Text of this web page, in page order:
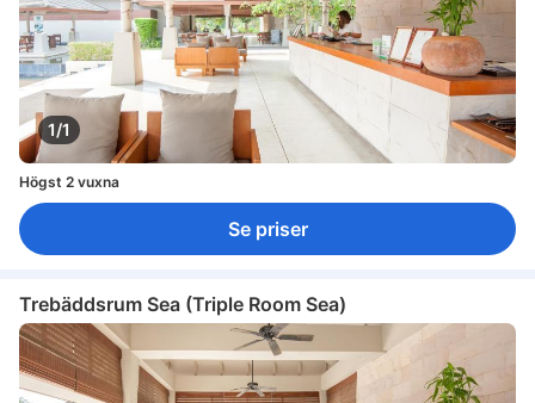
1/1
Högst 2 vuxna
Se priser
Trebäddsrum Sea (Triple Room Sea)